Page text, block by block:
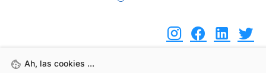
Ah, las cookies ...